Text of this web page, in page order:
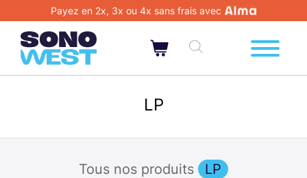
Payez en 2x, 3x ou 4x sans frais avec
LP
Tous nos produits LP